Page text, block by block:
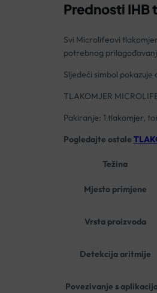
Prednosti IHB
Svi Microlifeovi
potrebnog
Sljedeći simbol
TLAKOMJER
Pakiranje: 1 tlakomjer,
Pogledajte ostale
Težina
Mjesto primjene
Vrsta proizvoda
Detekcija aritmije
Povezivanje s